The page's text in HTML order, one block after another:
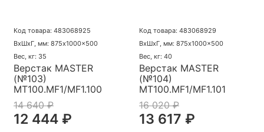
Код товара: 483068925
ВхШхГ, мм: 875x1000x500
Вес, кг: 35
Верстак MASTER
(№103)
MT100.MF1/MF1.100
14 640 ₽
12 444 ₽
Код товара: 483068929
ВхШхГ, мм: 875x1000x500
Вес, кг: 40
Верстак MASTER
(№104)
MT100.MF1/MF1.101
16 020 ₽
13 617 ₽